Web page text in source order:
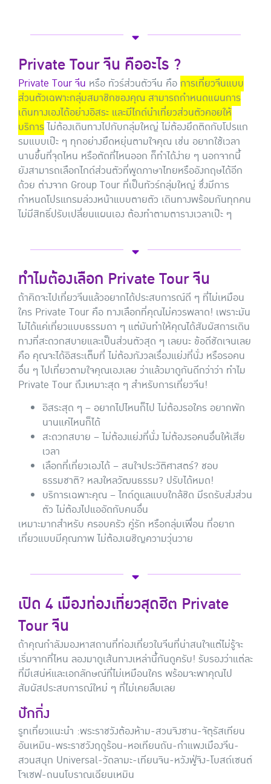
Private Tour จีน คืออะไร ?
Private Tour จีน หรือ ทัวร์ส่วนตัวจีน คือการเที่ยวจีนแบบ
ส่วนตัวเฉพาะกลุ่มสมาชิกของคุณ สามารถกำหนดแผนการ
เดินทางเองได้อย่างอิสระ และมีไกด์นำเที่ยวส่วนตัวคอยให้
บริการไม่ต้องเดินทางไปกับกลุ่มใหญ่ ไม่ต้องยึดติดกับโปรแก
รมแบบเป๊ะ ๆ ทุกอย่างยืดหยุ่นตามใจคุณ เช่น อยากใช้เวลา
นานขึ้นที่จุดไหน หรือตัดที่ไหนออก ก็ทำได้ง่าย ๆ นอกจากนี้
ยังสามารถเลือกไกด์ส่วนตัวที่พูดภาษาไทยหรืออังกฤษได้อีก
ด้วย ต่างจาก Group Tour ที่เป็นทัวร์กลุ่มใหญ่ ซึ่งมีการ
กำหนดโปรแกรมล่วงหน้าแบบตายตัว เดินทางพร้อมกันทุกคน
ไม่มีสิทธิ์ปรับเปลี่ยนแผนเอง ต้องทำตามตารางเวลาเป๊ะ ๆ
ทำไมต้องเลือก Private Tour จีน
ถ้าคิดจะไปเที่ยวจีนแล้วอยากได้ประสบการณ์ดี ๆ ที่ไม่เหมือน
ใคร Private Tour คือ ทางเลือกที่คุณไม่ควรพลาด! เพราะมัน
ไม่ได้แค่เที่ยวแบบธรรมดา ๆ แต่มันทำให้คุณได้สัมผัสการเดิน
ทางที่สะดวกสบายและเป็นส่วนตัวสุด ๆ เลยนะ ข้อดีชัดเจนเลย
คือ คุณจะได้อิสระเต็มที่ ไม่ต้องกังวลเรื่องแย่งที่นั่ง หรือรอคน
อื่น ๆ ไปเที่ยวตามใจคุณเองเลย ว่าแล้วมาดูกันดีกว่าว่า ทำไม
Private Tour ถึงเหมาะสุด ๆ สำหรับการเที่ยวจีน!
อิสระสุด ๆ – อยากไปไหนก็ไป ไม่ต้องรอใคร อยากพัก
นานแค่ไหนก็ได้
สะดวกสบาย – ไม่ต้องแย่งที่นั่ง ไม่ต้องรอคนอื่นให้เสีย
เวลา
เลือกที่เที่ยวเองได้ – สนใจประวัติศาสตร์? ชอบ
ธรรมชาติ? หลงใหลวัฒนธรรม? ปรับได้หมด!
บริการเฉพาะคุณ – ไกด์ดูแลแบบใกล้ชิด มีรถรับส่งส่วน
ตัว ไม่ต้องไปแออัดกับคนอื่น
เหมาะมากสำหรับ ครอบครัว คู่รัก หรือกลุ่มเพื่อน ที่อยาก
เที่ยวแบบมีคุณภาพ ไม่ต้องเผชิญความวุ่นวาย
เปิด 4 เมืองท่องเที่ยวสุดฮิต Private
Tour จีน
ถ้าคุณกำลังมองหาสถานที่ท่องเที่ยวในจีนที่น่าสนใจแต่ไม่รู้จะ
เริ่มจากที่ไหน ลองมาดูเส้นทางเหล่านี้กันดูครับ! รับรองว่าแต่ละ
ที่มีเสน่ห์และเอกลักษณ์ที่ไม่เหมือนใคร พร้อมจะพาคุณไป
สัมผัสประสบการณ์ใหม่ ๆ ที่ไม่เคยลืมเลย
ปักกิ่ง
รูทเที่ยวแนะนำ :พระราชวังต้องห้าม-สวนจิงซาน-จัตุรัสเทียน
อันเหมิน-พระราชวังฤดูร้อน-หอเทียนถัน-กำแพงเมืองจีน-
สวนสนุก Universal-วัดลามะ-เทียนจิน-หวังฟู่จิง-โบสถ์เซนต์
โจเซฟ-ถนนโบราณเฉียนเหมิน